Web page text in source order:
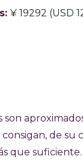
¥ 19292 (USD
son
de su
que suficiente.